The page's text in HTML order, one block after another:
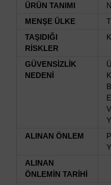
ÜRÜN TANIMI
MENŞE ÜLKE
TAŞIDIĞI
RİSKLER
GÜVENSİZLİK
NEDENİ
ALINAN ÖNLEM
ALINAN
ÖNLEMİN TARİHİ